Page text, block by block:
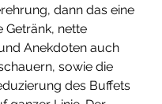
dann das eine
Getränk, nette
Anekdoten auch
sowie die
des Buffets